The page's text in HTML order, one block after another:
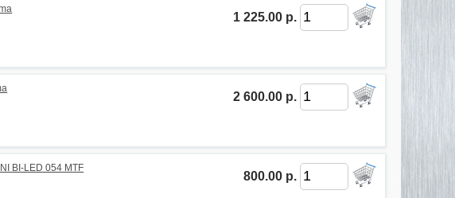
1 225.00 р.
2 600.00 р.
800.00 р.
BI-LED 054 MTF